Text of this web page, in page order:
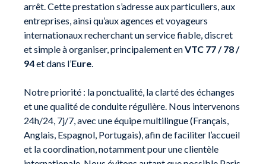
arrêt. Cette prestation s’adresse aux particuliers, aux
entreprises, ainsi qu’aux agences et voyageurs
internationaux recherchant un service fiable, discret
et simple à organiser, principalement enVTC 77 / 78 /
94et dans l’Eure.
Notre priorité : la ponctualité, la clarté des échanges
et une qualité de conduite régulière. Nous intervenons
24h/24, 7j/7, avec une équipe multilingue (Français,
Anglais, Espagnol, Portugais), afin de faciliter l’accueil
et la coordination, notamment pour une clientèle